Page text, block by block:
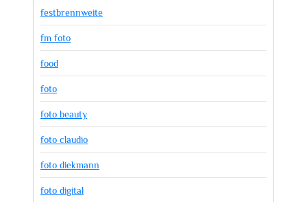
festbrennweite
fm foto
food
foto
foto beauty
foto claudio
foto diekmann
foto digital